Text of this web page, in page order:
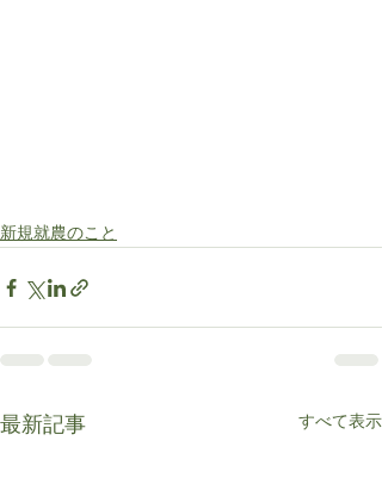
新規就農のこと
最新記事 すべて表示